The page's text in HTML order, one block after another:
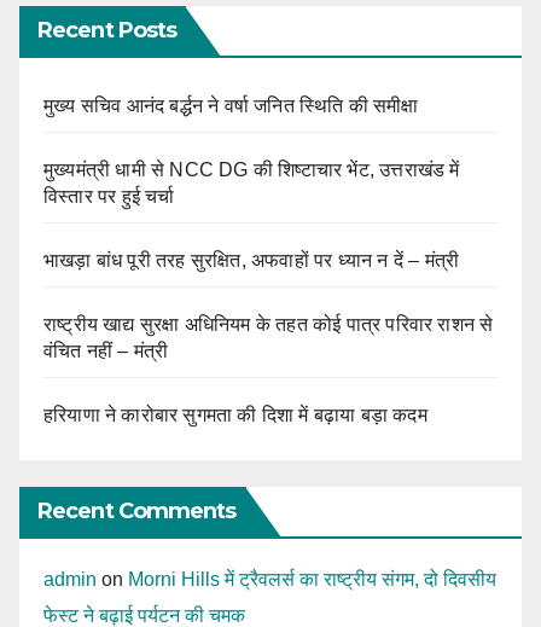
Recent Posts
मुख्य सचिव आनंद बर्द्धन ने वर्षा जनित स्थिति की समीक्षा
मुख्यमंत्री धामी से NCC DG की शिष्टाचार भेंट, उत्तराखंड में
विस्तार पर हुई चर्चा
भाखड़ा बांध पूरी तरह सुरक्षित, अफवाहों पर ध्यान न दें – मंत्री
राष्ट्रीय खाद्य सुरक्षा अधिनियम के तहत कोई पात्र परिवार राशन से
वंचित नहीं – मंत्री
हरियाणा ने कारोबार सुगमता की दिशा में बढ़ाया बड़ा कदम
Recent Comments
admin on Morni Hills में ट्रैवलर्स का राष्ट्रीय संगम, दो दिवसीय
फेस्ट ने बढ़ाई पर्यटन की चमक